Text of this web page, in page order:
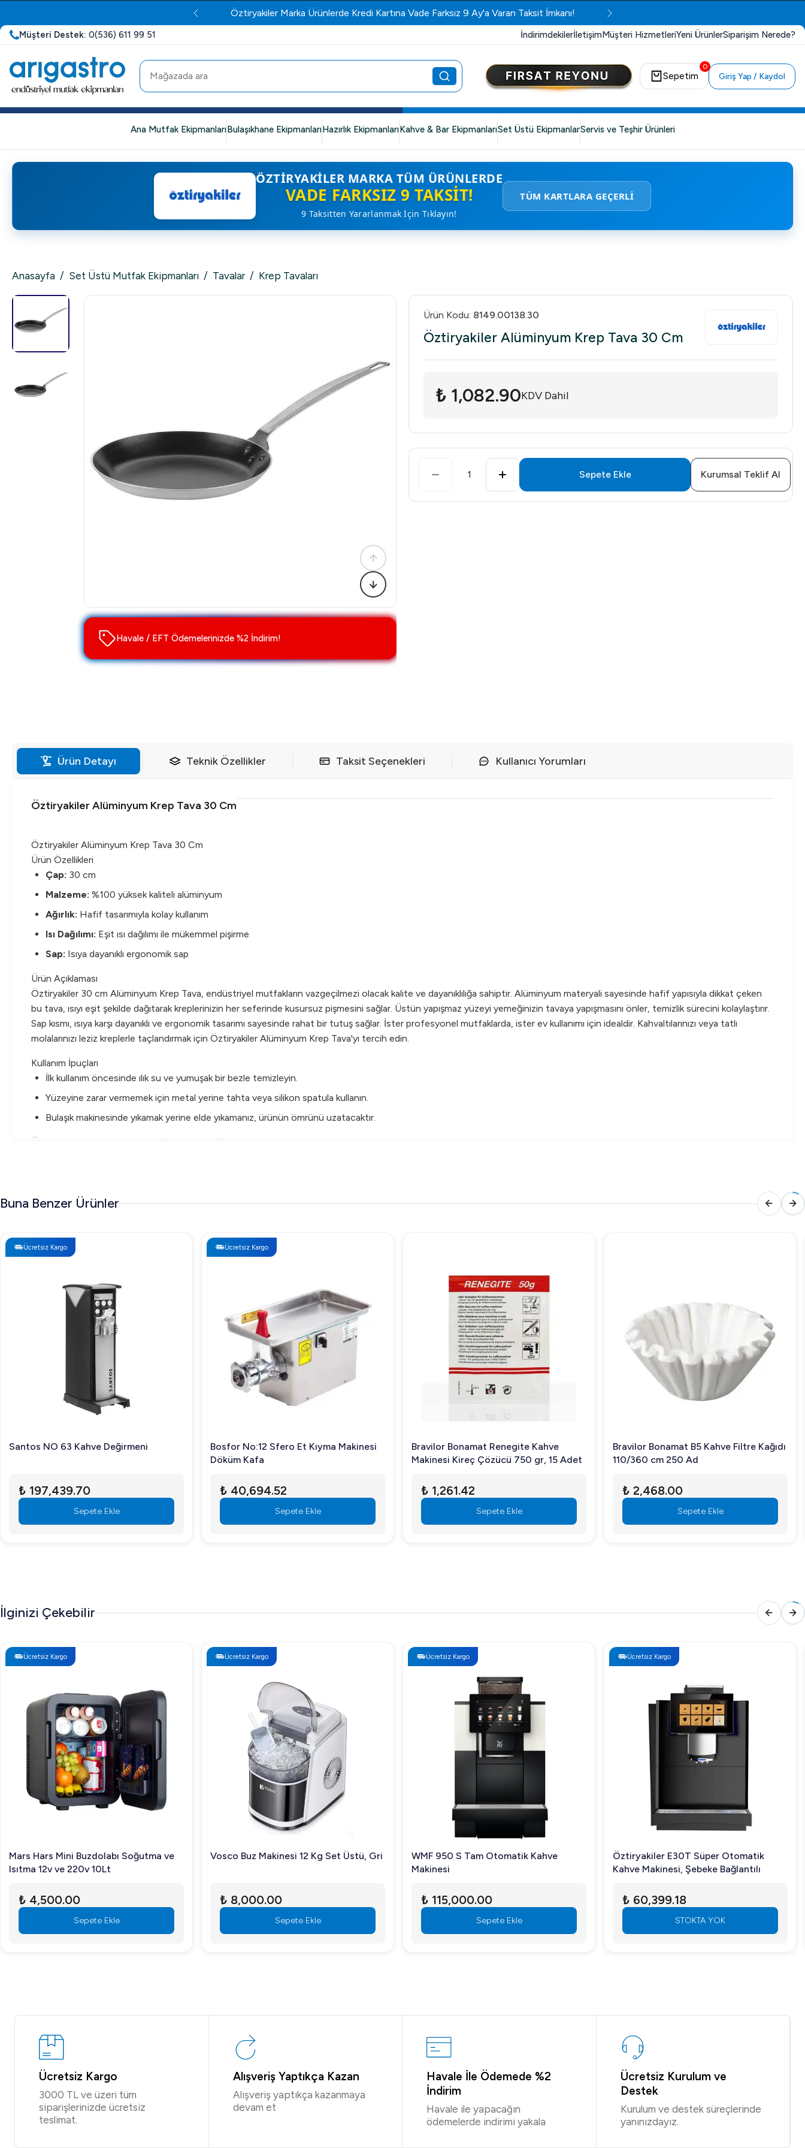
Öztiryakiler Marka Ürünlerde Kredi Kartına Vade Farksız 9 Ay'a Varan Taksit İmkanı!
Müşteri Destek: 0(536) 611 99 51 İndirimdekilerİletişimMüşteri HizmetleriYeni ÜrünlerSiparişim Nerede?
0
Sepetim Giriş Yap / Kaydol
Ana Mutfak EkipmanlarıBulaşıkhane EkipmanlarıHazırlık EkipmanlarıKahve & Bar EkipmanlarıSet Üstü EkipmanlarServis ve Teşhir Ürünleri
ÖZTIRYAKILER MARKA TÜM ÜRÜNLERDE
VADE FARKSIZ 9 TAKSIT!
9 Taksitten Yararlanmak İçin Tıklayın!
TÜM KARTLARA GEÇERLİ
Anasayfa / Set Üstü Mutfak Ekipmanları / Tavalar / Krep Tavaları
Havale / EFT Ödemelerinizde %2 İndirim!
Ürün Kodu: 8149.00138.30
Öztiryakiler Alüminyum Krep Tava 30 Cm
₺ 1,082.90KDV Dahil
1 Sepete Ekle Kurumsal Teklif Al
Ürün Detayı Teknik Özellikler Taksit Seçenekleri Kullanıcı Yorumları
Öztiryakiler Alüminyum Krep Tava 30 Cm
Öztiryakiler Alüminyum Krep Tava 30 Cm
Ürün Özellikleri
Çap: 30 cm
Malzeme: %100 yüksek kaliteli alüminyum
Ağırlık: Hafif tasarımıyla kolay kullanım
Isı Dağılımı: Eşit ısı dağılımı ile mükemmel pişirme
Sap: Isıya dayanıklı ergonomik sap
Ürün Açıklaması
Öztiryakiler 30 cm Alüminyum Krep Tava, endüstriyel mutfakların vazgeçilmezi olacak kalite ve dayanıklılığa sahiptir. Alüminyum materyali sayesinde hafif yapısıyla dikkat çeken
bu tava, ısıyı eşit şekilde dağıtarak kreplerinizin her seferinde kusursuz pişmesini sağlar. Üstün yapışmaz yüzeyi yemeğinizin tavaya yapışmasını önler, temizlik sürecini kolaylaştırır.
Sap kısmı, ısıya karşı dayanıklı ve ergonomik tasarımı sayesinde rahat bir tutuş sağlar. İster profesyonel mutfaklarda, ister ev kullanımı için idealdir. Kahvaltılarınızı veya tatlı
molalarınızı leziz kreplerle taçlandırmak için Öztiryakiler Alüminyum Krep Tava'yı tercih edin.
Kullanım İpuçları
İlk kullanım öncesinde ılık su ve yumuşak bir bezle temizleyin.
Yüzeyine zarar vermemek için metal yerine tahta veya silikon spatula kullanın.
Bulaşık makinesinde yıkamak yerine elde yıkamanız, ürünün ömrünü uzatacaktır.
Öztiryakiler'in kalitesi, dayanıklılığı ve işlevselliğiyle mutfaklarınızda fark yaratacak bu krep tavası, aynı zamanda modern tasarımıyla da göz dolduruyor.
Buna Benzer Ürünler
Ücretsiz Kargo
Santos NO 63 Kahve Değirmeni
₺ 197,439.70
Sepete Ekle
Ücretsiz Kargo
Bosfor No:12 Sfero Et Kıyma Makinesi
Döküm Kafa
₺ 40,694.52
Sepete Ekle
Bravilor Bonamat Renegite Kahve
Makinesi Kireç Çözücü 750 gr, 15 Adet
₺ 1,261.42
Sepete Ekle
Bravilor Bonamat B5 Kahve Filtre Kağıdı
110/360 cm 250 Ad
₺ 2,468.00
Sepete Ekle
İlginizi Çekebilir
Ücretsiz Kargo
Mars Hars Mini Buzdolabı Soğutma ve
Isıtma 12v ve 220v 10Lt
₺ 4,500.00
Sepete Ekle
Ücretsiz Kargo
Vosco Buz Makinesi 12 Kg Set Üstü, Gri
₺ 8,000.00
Sepete Ekle
Ücretsiz Kargo
WMF 950 S Tam Otomatik Kahve
Makinesi
₺ 115,000.00
Sepete Ekle
Ücretsiz Kargo
Öztiryakiler E30T Süper Otomatik
Kahve Makinesi, Şebeke Bağlantılı
₺ 60,399.18
STOKTA YOK
Ücretsiz Kargo
3000 TL ve üzeri tüm
siparişlerinizde ücretsiz
teslimat.
Alışveriş Yaptıkça Kazan
Alışveriş yaptıkça kazanmaya
devam et
Havale İle Ödemede %2
İndirim
Havale ile yapacağın
ödemelerde indirimi yakala
Ücretsiz Kurulum ve
Destek
Kurulum ve destek süreçlerinde
yanınızdayız.